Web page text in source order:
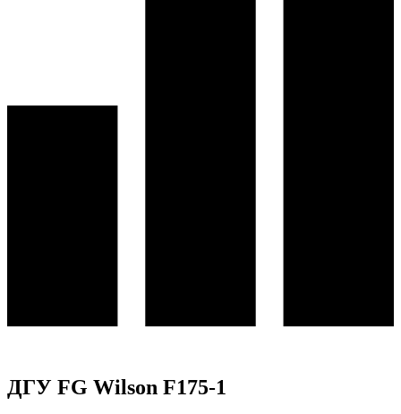
ДГУ FG Wilson F175-1